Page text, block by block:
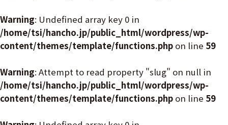
Warning: Undefined array key 0 in
/home/tsi/hancho.jp/public_html/wordpress/wp-
content/themes/template/functions.php on line 59
Warning: Attempt to read property "slug" on null in
/home/tsi/hancho.jp/public_html/wordpress/wp-
content/themes/template/functions.php on line 59